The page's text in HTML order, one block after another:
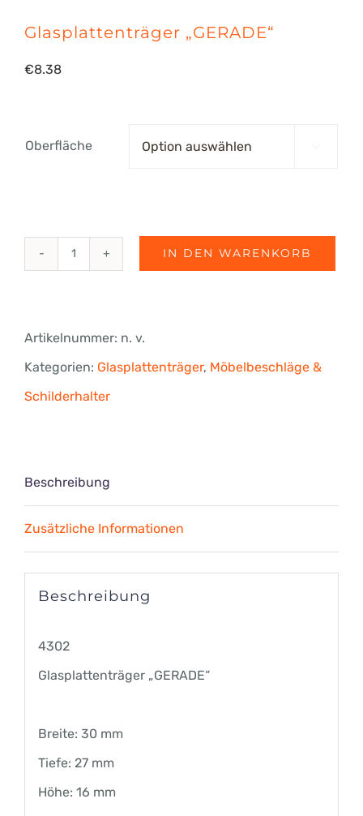
Glasplattenträger „GERADE“
€8.38
Oberfläche
Glasplattenträger
IN DEN WARENKORB
Artikelnummer: n. v.
Kategorien: Glasplattenträger, Möbelbeschläge &
Schilderhalter
Beschreibung
Zusätzliche Informationen
Beschreibung
4302
Glasplattenträger „GERADE“
Breite: 30 mm
Tiefe: 27 mm
Höhe: 16 mm